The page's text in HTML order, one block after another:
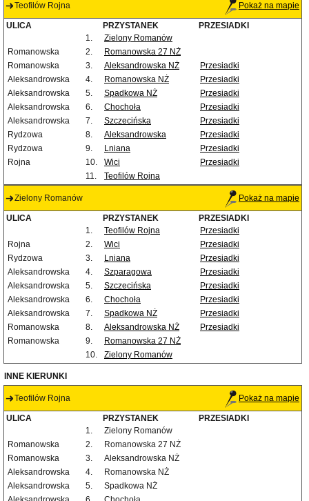
Teofilów Rojna Pokaż na mapie
ULICA PRZYSTANEK
PRZESIADKI
1.
Zielony Romanów
Romanowska
2.
Romanowska 27 NŻ
Romanowska
3. Aleksandrowska NŻ
Przesiadki
Aleksandrowska
4. Romanowska NŻ
Przesiadki
Aleksandrowska
5. Spadkowa NŻ
Przesiadki
Aleksandrowska
6. Chochoła
Przesiadki
Aleksandrowska
7. Szczecińska
Przesiadki
Rydzowa
8. Aleksandrowska
Przesiadki
Rydzowa
9. Lniana
Przesiadki
Rojna
10. Wici
Przesiadki
11.
Teofilów Rojna
Zielony Romanów Pokaż na mapie
ULICA PRZYSTANEK
PRZESIADKI
1.
Teofilów Rojna
Przesiadki
Rojna
2. Wici
Przesiadki
Rydzowa
3. Lniana
Przesiadki
Aleksandrowska
4. Szparagowa
Przesiadki
Aleksandrowska
5. Szczecińska
Przesiadki
Aleksandrowska
6. Chochoła
Przesiadki
Aleksandrowska
7. Spadkowa NŻ
Przesiadki
Romanowska
8. Aleksandrowska NŻ
Przesiadki
Romanowska
9.
Romanowska 27 NŻ
10.
Zielony Romanów
INNE KIERUNKI
Teofilów Rojna Pokaż na mapie
ULICA PRZYSTANEK
PRZESIADKI
1.
Zielony Romanów
Romanowska
2.
Romanowska 27 NŻ
Romanowska
3.
Aleksandrowska NŻ
Aleksandrowska
4.
Romanowska NŻ
Aleksandrowska
5.
Spadkowa NŻ